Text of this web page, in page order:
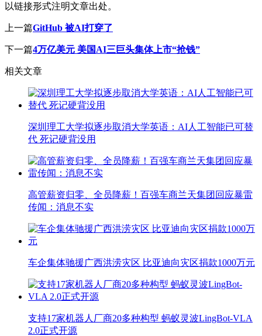
以链接形式注明文章出处。
上一篇GitHub 被AI打穿了
下一篇4万亿美元 美国AI三巨头集体上市“抢钱”
相关文章
深圳理工大学拟逐步取消大学英语：AI人工智能已可替
代 死记硬背没用
高管薪资归零、全员降薪！百强车商兰天集团回应暴雷
传闻：消息不实
车企集体驰援广西洪涝灾区 比亚迪向灾区捐款1000万元
支持17家机器人厂商20多种构型 蚂蚁灵波LingBot-VLA
2.0正式开源